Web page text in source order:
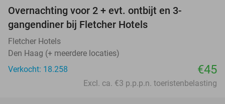
Overnachting voor 2 + evt. ontbijt en 3-
gangendiner bij Fletcher Hotels
Fletcher Hotels
Den Haag (+ meerdere locaties)
Verkocht: 18.258
€45
Excl. ca. €3 p.p.p.n. toeristenbelasting